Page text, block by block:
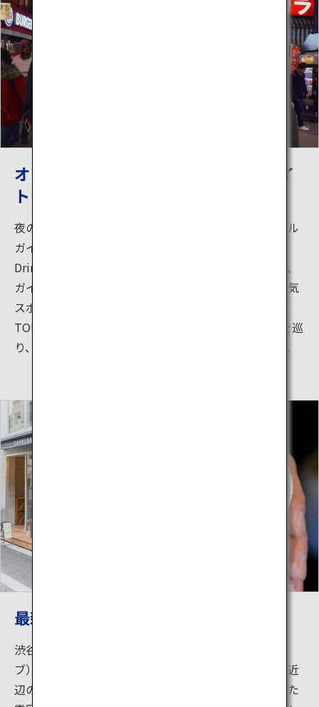
オフィシャルガイドツアーで渋谷のナイ
トライフを再発見
夜の渋谷を楽しむことができる外国人向けオフィシャル
ガイドツアー「SHIBUYA NIGHT TOUR “Food &
Drink”コース」。渋谷を初めて訪れた外国人旅行者に、
ガイドがショッピングスポットやバー・居酒屋など人気
スポットを案内します。昼間の「SHIBUYA WALKING
TOUR」では1時間程度でコンパクトに人気スポットを巡
り、海外でも有名なハチ公のストーリーも紹介します。
最新スポット「奥渋谷」
渋谷の繁華街から一歩、奥に入った「奥渋谷（オクシ
ブ）」。渋谷東急本店の裏あたりの神山町から富ヶ谷近
辺のここオクシブには、思わず足を止めたくなる洒落た